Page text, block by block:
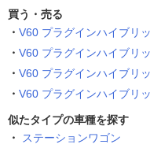
買う・売る
V60 プラグインハイブリ
V60 プラグインハイブリ
V60 プラグインハイブリ
V60 プラグインハイブリ
似たタイプの車種を探す
ステーションワゴン